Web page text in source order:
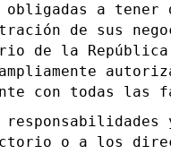
obligadas a
de sus
de la
con todas las
y
o a los